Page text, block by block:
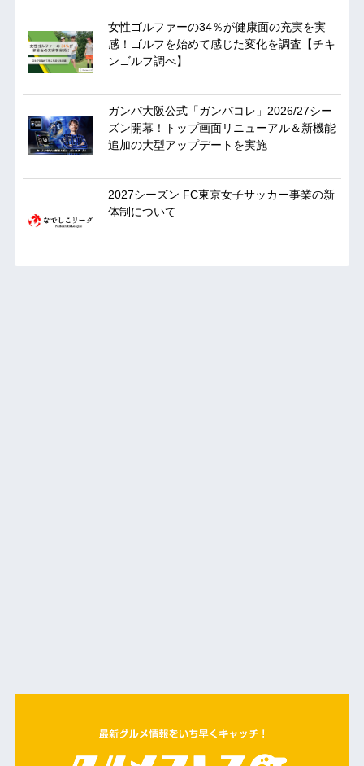
女性ゴルファーの34％が健康面の充実を実
感！ゴルフを始めて感じた変化を調査【チキ
ンゴルフ調べ】
ガンバ大阪公式「ガンバコレ」2026/27シー
ズン開幕！トップ画面リニューアル＆新機能
追加の大型アップデートを実施
2027シーズン FC東京女子サッカー事業の新
体制について